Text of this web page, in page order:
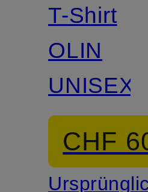
T-Shirt
OLIN
UNISEX
CHF